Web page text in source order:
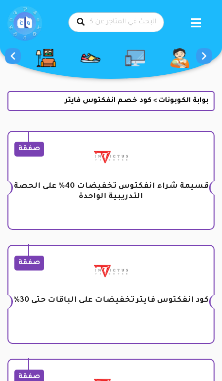
بوابة الكوبونات > كود خصم انفكتوس فايتر
صفقة
قسيمة شراء انفكتوس تخفيضات 40% على الحصة
التدريبية الواحدة
صفقة
كود انفكتوس فايتر تخفيضات على الباقات حتى 30%
صفقة